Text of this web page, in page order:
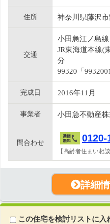
住所 神奈川県藤沢
交通
小田急江ノ島
JR東海道本線(
分
99320「
完成日 2016年11月
事業者 小田急不動産
問合わせ 0120-
【高齢者住まい相談
詳細
この住宅を検討リストに入